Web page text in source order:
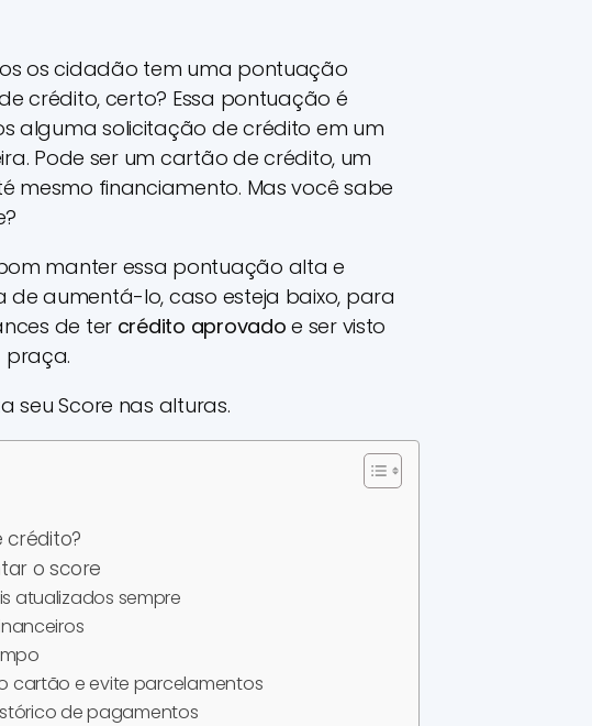
os cidadão tem uma pontuação
crédito, certo? Essa pontuação é
alguma solicitação de crédito em um
Pode ser um cartão de crédito, um
mesmo financiamento. Mas você sabe
manter essa pontuação alta e
aumentá-lo, caso esteja baixo, para
de ter crédito aprovado e ser visto
seu Score nas alturas.
crédito?
o score
atualizados sempre
cartão e evite parcelamentos
de pagamentos